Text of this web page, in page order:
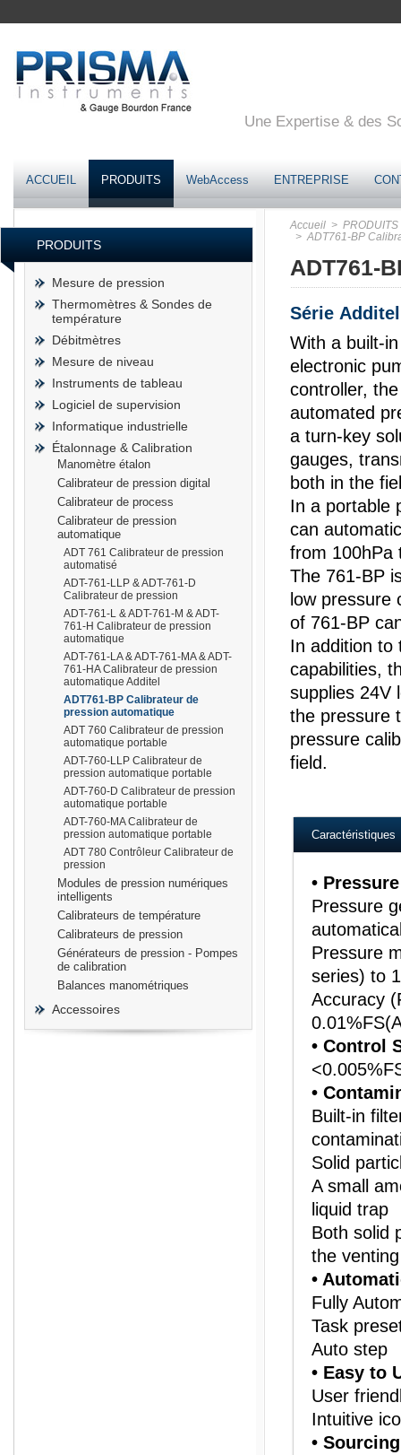
Une Expertise & des
ACCUEIL PRODUITS WebAccess ENTREPRISE
PRODUITS
Mesure de pression
Thermomètres & Sondes de
température
Débitmètres
Mesure de niveau
Instruments de tableau
Logiciel de supervision
Informatique industrielle
Étalonnage & Calibration
Manomètre étalon
Calibrateur de pression digital
Calibrateur de process
Calibrateur de pression
automatique
ADT 761 Calibrateur de pression
automatisé
ADT-761-LLP & ADT-761-D
Calibrateur de pression
ADT-761-L & ADT-761-M & ADT-
761-H Calibrateur de pression
automatique
ADT-761-LA & ADT-761-MA & ADT-
761-HA Calibrateur de pression
automatique Additel
ADT761-BP Calibrateur de
pression automatique
ADT 760 Calibrateur de pression
automatique portable
ADT-760-LLP Calibrateur de
pression automatique portable
ADT-760-D Calibrateur de pression
automatique portable
ADT-760-MA Calibrateur de
pression automatique portable
ADT 780 Contrôleur Calibrateur de
pression
Modules de pression numériques
intelligents
Calibrateurs de température
Calibrateurs de pression
Générateurs de pression - Pompes
de calibration
Balances manométriques
Accessoires
Accueil > PRODUITS
> ADT761-BP
ADT761-
Série
With a built-
electronic
controller,
automated
a turn-key
gauges,
both in the
In a portable
can
from 100hPa
The 761-BP
low pressure
of 761-BP
In addition to
capabilities,
supplies 24V
the pressure
pressure
field.
Caractéristiques
•
Pressure
Pressure
series) to
Accuracy
• Control
•
Built-in
Solid
A small
liquid trap
Both solid
the
•
Fully
Task
Auto step
• Easy to
User
Intuitive
•